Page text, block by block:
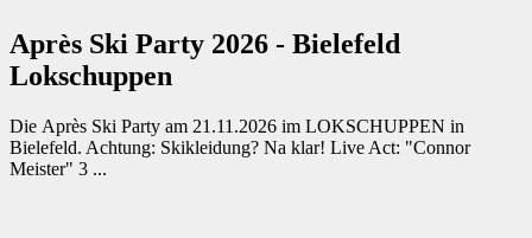
Après Ski Party 2026 - Bielefeld
Lokschuppen
Die Après Ski Party am 21.11.2026 im LOKSCHUPPEN in
Bielefeld. Achtung: Skikleidung? Na klar! Live Act: "Connor
Meister" 3 ...